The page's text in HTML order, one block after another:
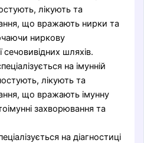
лікують та
що вражають нирки та
ниркову
сечовивідних шляхів.
на імунній
лікують та
що вражають імунну
захворювання та
на діагностиці